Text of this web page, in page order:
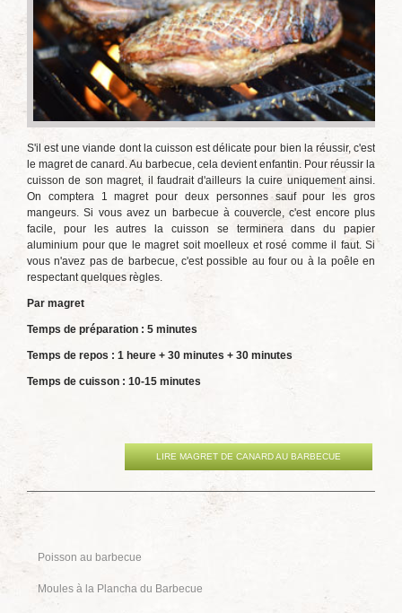
S'il est une viande dont la cuisson est délicate pour bien la réussir, c'est
le magret de canard. Au barbecue, cela devient enfantin. Pour réussir la
cuisson de son magret, il faudrait d'ailleurs la cuire uniquement ainsi.
On comptera 1 magret pour deux personnes sauf pour les gros
mangeurs. Si vous avez un barbecue à couvercle, c'est encore plus
facile, pour les autres la cuisson se terminera dans du papier
aluminium pour que le magret soit moelleux et rosé comme il faut. Si
vous n'avez pas de barbecue, c'est possible au four ou à la poêle en
respectant quelques règles.
Par magret
Temps de préparation : 5 minutes
Temps de repos : 1 heure + 30 minutes + 30 minutes
Temps de cuisson : 10-15 minutes
LIRE MAGRET DE CANARD AU BARBECUE
Poisson au barbecue
Moules à la Plancha du Barbecue